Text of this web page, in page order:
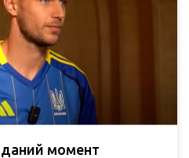
даний момент